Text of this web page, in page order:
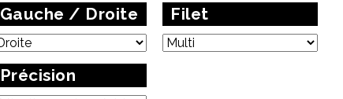
Gauche / Droite Filet
Précision